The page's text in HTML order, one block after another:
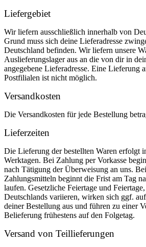
Liefergebiet
Wir liefern ausschließlich innerhalb von
Grund muss sich deine Lieferadresse
Deutschland befinden. Wir liefern unsere
Auslieferungslager aus an die von dir in
angegebene Lieferadresse. Eine Lieferung
Postfilialen ist nicht möglich.
Versandkosten
Die Versandkosten für jede Bestellung
Lieferzeiten
Die Lieferung der bestellten Waren erfolgt
Werktagen. Bei Zahlung per Vorkasse
nach Tätigung der Überweisung an uns.
Zahlungsmitteln beginnt die Frist am Tag
laufen. Gesetzliche Feiertage und
Deutschlands variieren, wirken sich ggf.
deiner Bestellung aus und führen zu einer
Belieferung frühestens auf den Folgetag.
Versand von Teillieferungen